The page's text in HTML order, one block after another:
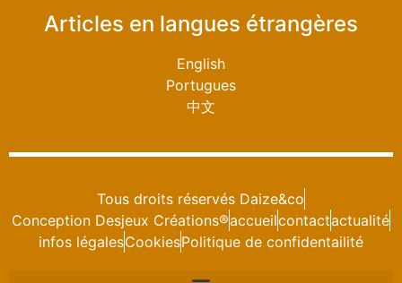
Articles en langues étrangères
English
Portugues
中文
Tous droits réservés Daize&co
Conception Desjeux Créations®accueilcontactactualité
infos légalesCookiesPolitique de confidentailité